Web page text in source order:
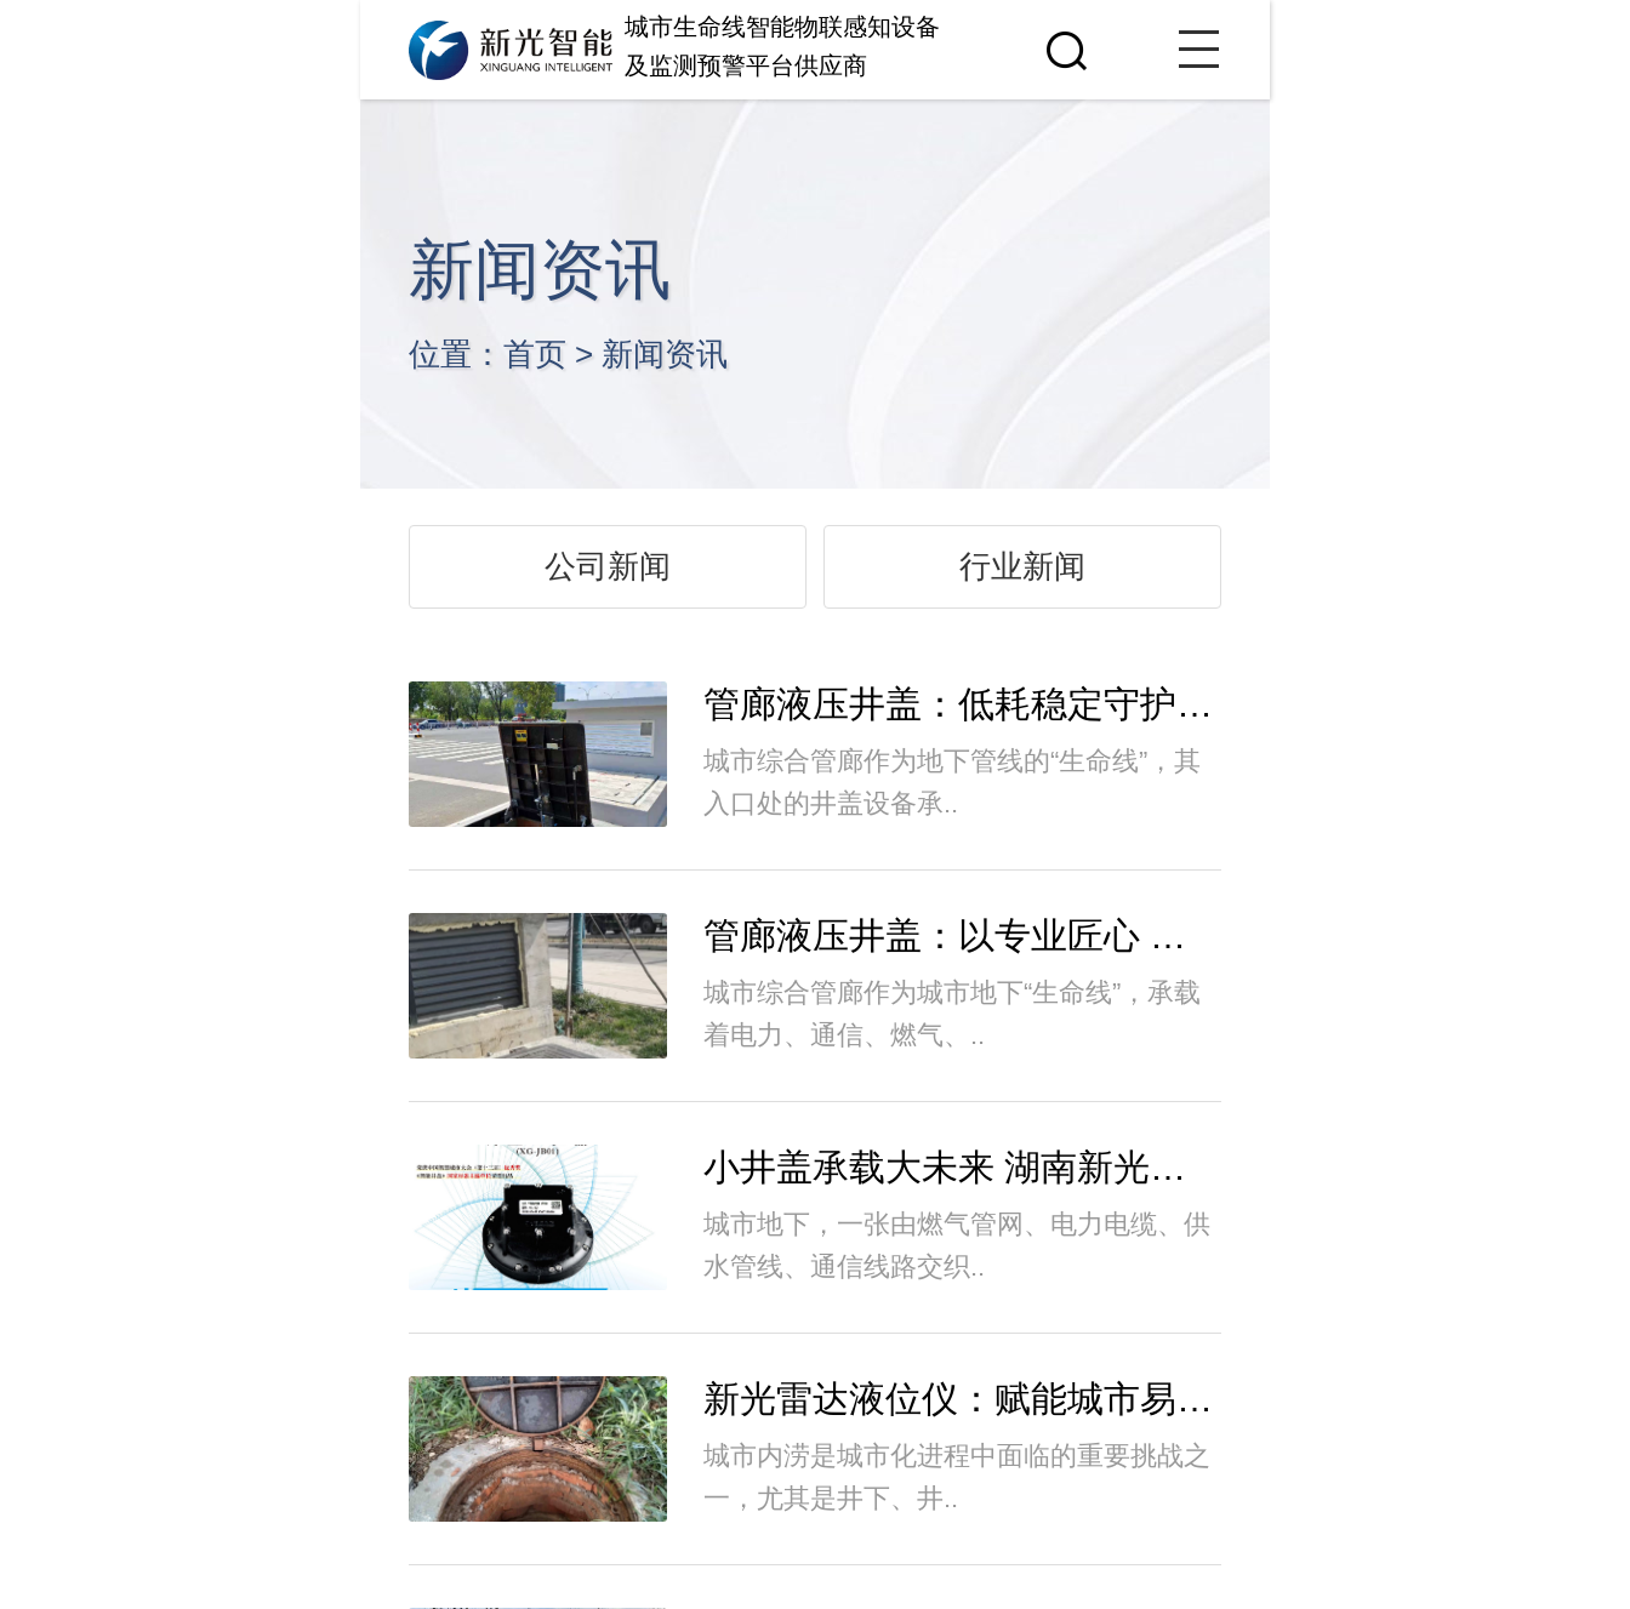
城市生命线智能物联感知设备
及监测预警平台供应商
新闻资讯
位置： 首页 > 新闻资讯
公司新闻 行业新闻
管廊液压井盖：低耗稳定守护，筑牢地下生命..
城市综合管廊作为地下管线的“生命线”，其
入口处的井盖设备承..
管廊液压井盖：以专业匠心 筑牢逃生通道安..
城市综合管廊作为城市地下“生命线”，承载
着电力、通信、燃气、..
小井盖承载大未来 湖南新光智能赋能城市生..
城市地下，一张由燃气管网、电力电缆、供
水管线、通信线路交织..
新光雷达液位仪：赋能城市易涝点改造 筑牢..
城市内涝是城市化进程中面临的重要挑战之
一，尤其是井下、井..